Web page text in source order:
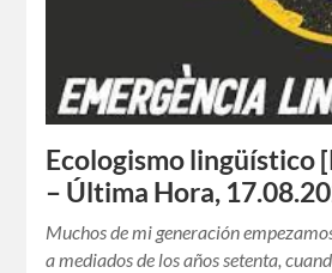
Ecologismo lingüístico
– Última Hora,
Muchos de mi generación
a mediados de los años setenta,